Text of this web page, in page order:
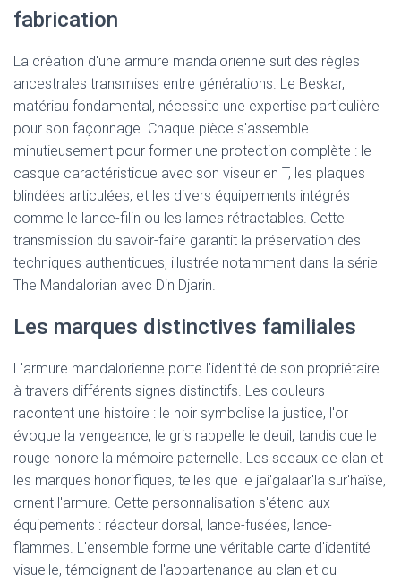
fabrication
La création d'une armure mandalorienne suit des règles
ancestrales transmises entre générations. Le Beskar,
matériau fondamental, nécessite une expertise particulière
pour son façonnage. Chaque pièce s'assemble
minutieusement pour former une protection complète : le
casque caractéristique avec son viseur en T, les plaques
blindées articulées, et les divers équipements intégrés
comme le lance-filin ou les lames rétractables. Cette
transmission du savoir-faire garantit la préservation des
techniques authentiques, illustrée notamment dans la série
The Mandalorian avec Din Djarin.
Les marques distinctives familiales
L'armure mandalorienne porte l'identité de son propriétaire
à travers différents signes distinctifs. Les couleurs
racontent une histoire : le noir symbolise la justice, l'or
évoque la vengeance, le gris rappelle le deuil, tandis que le
rouge honore la mémoire paternelle. Les sceaux de clan et
les marques honorifiques, telles que le jai'galaar'la sur'haïse,
ornent l'armure. Cette personnalisation s'étend aux
équipements : réacteur dorsal, lance-fusées, lance-
flammes. L'ensemble forme une véritable carte d'identité
visuelle, témoignant de l'appartenance au clan et du